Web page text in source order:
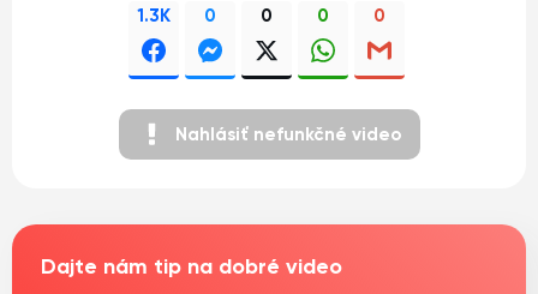
1.3K 0 0 0 0
Nahlásiť nefunkčné video
Dajte nám tip na dobré video